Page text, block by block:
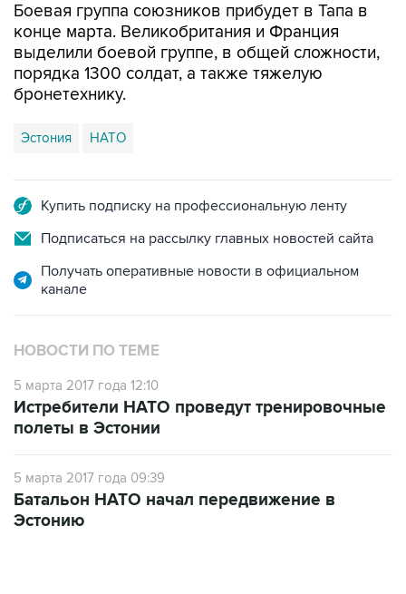
Боевая группа союзников прибудет в Тапа в
конце марта. Великобритания и Франция
выделили боевой группе, в общей сложности,
порядка 1300 солдат, а также тяжелую
бронетехнику.
Эстония НАТО
Купить подписку на профессиональную ленту
Подписаться на рассылку главных новостей сайта
Получать оперативные новости в официальном
канале
НОВОСТИ ПО ТЕМЕ
5 марта 2017 года 12:10
Истребители НАТО проведут тренировочные
полеты в Эстонии
5 марта 2017 года 09:39
Батальон НАТО начал передвижение в
Эстонию